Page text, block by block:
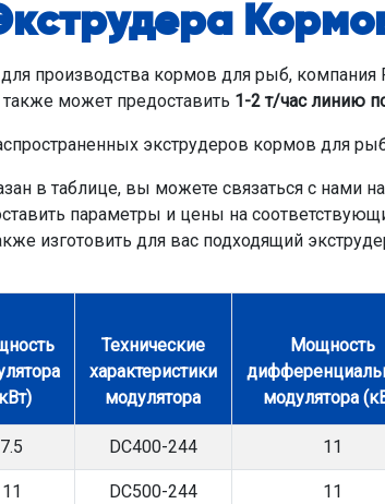
производства кормов для рыб,
может предоставить 1-2 т/час линию
экструдеров кормов для
в таблице, вы можете связаться с нами
параметры и цены на
изготовить для вас подходящий
Технические
характеристики
модулятора
Мощность
модулятора
7.5 DC400-244 11
11 DC500-244 11